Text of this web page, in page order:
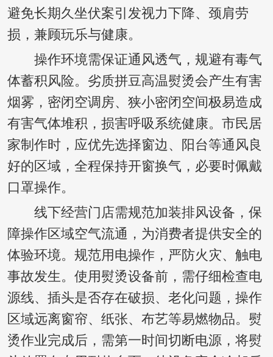
避免长期久坐伏案引发视力下降、颈肩劳
损，兼顾玩乐与健康。
操作环境需保证通风透气，规避有毒气
体蓄积风险。劣质拼豆高温熨烫会产生有害
烟雾，密闭空调房、狭小密闭空间极易造成
有害气体堆积，损害呼吸系统健康。市民居
家制作时，应优先选择窗边、阳台等通风良
好的区域，全程保持开窗换气，必要时佩戴
口罩操作。
线下经营门店需规范加装排风设备，保
障操作区域空气流通，为消费者提供安全的
体验环境。规范用电操作，严防火灾、触电
事故发生。使用熨烫设备前，需仔细检查电
源线、插头是否存在破损、老化问题，操作
区域远离窗帘、纸张、布艺等易燃物品。熨
烫作业完成后，需第一时间切断电源，将熨